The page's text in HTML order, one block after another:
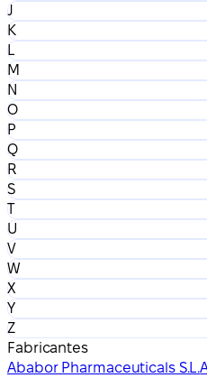
J
K
L
M
N
O
P
Q
R
S
T
U
V
W
X
Y
Z
Fabricantes
Ababor Pharmaceuticals S.L.